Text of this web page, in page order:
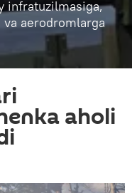
infratuzilmasiga,
aerodromlarga
aholi